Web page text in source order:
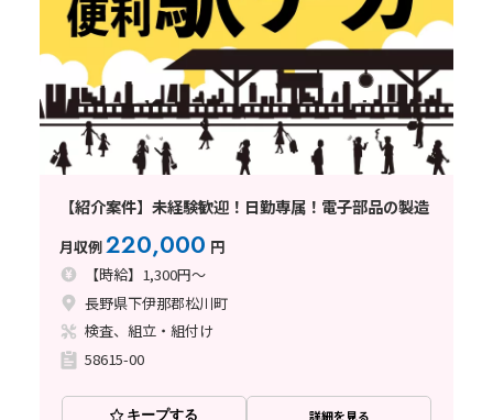
【紹介案件】未経験歓迎！日勤専属！電子部品の製造
月収例220,000 円
【時給】1,300円～
長野県下伊那郡松川町
検査、組立・組付け
58615-00
キープする 詳細を見る